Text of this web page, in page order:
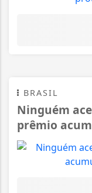
BRASIL
Ninguém
prêmio